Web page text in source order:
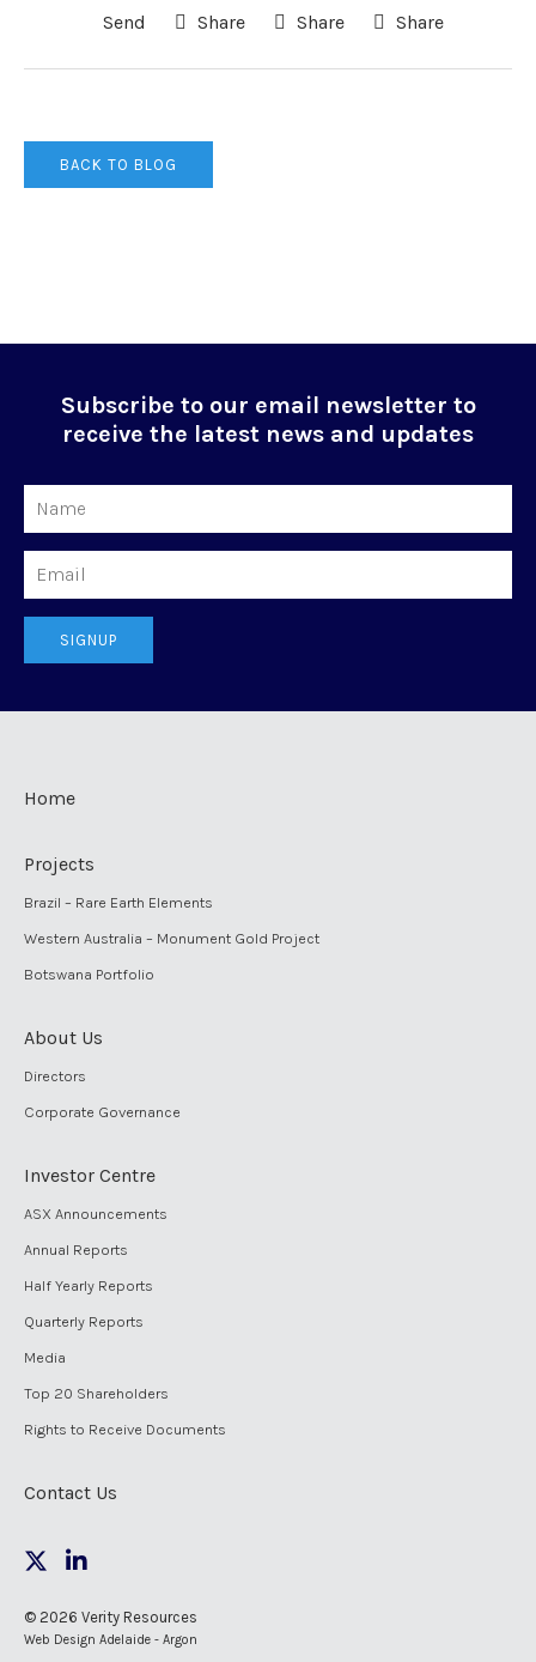
Send Share Share Share
BACK TO BLOG
Subscribe to our email newsletter to
receive the latest news and updates
SIGNUP
Home
Projects
Brazil – Rare Earth Elements
Western Australia – Monument Gold Project
Botswana Portfolio
About Us
Directors
Corporate Governance
Investor Centre
ASX Announcements
Annual Reports
Half Yearly Reports
Quarterly Reports
Media
Top 20 Shareholders
Rights to Receive Documents
Contact Us
© 2026 Verity Resources
Web Design Adelaide - Argon